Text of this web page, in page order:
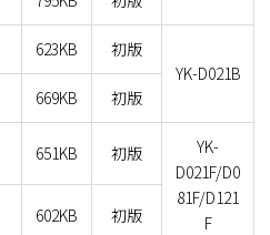
623KB
初版
YK-D021B
669KB 初版
651KB 初版
YK-
D021F/D0
81F/D121
F
602KB 初版